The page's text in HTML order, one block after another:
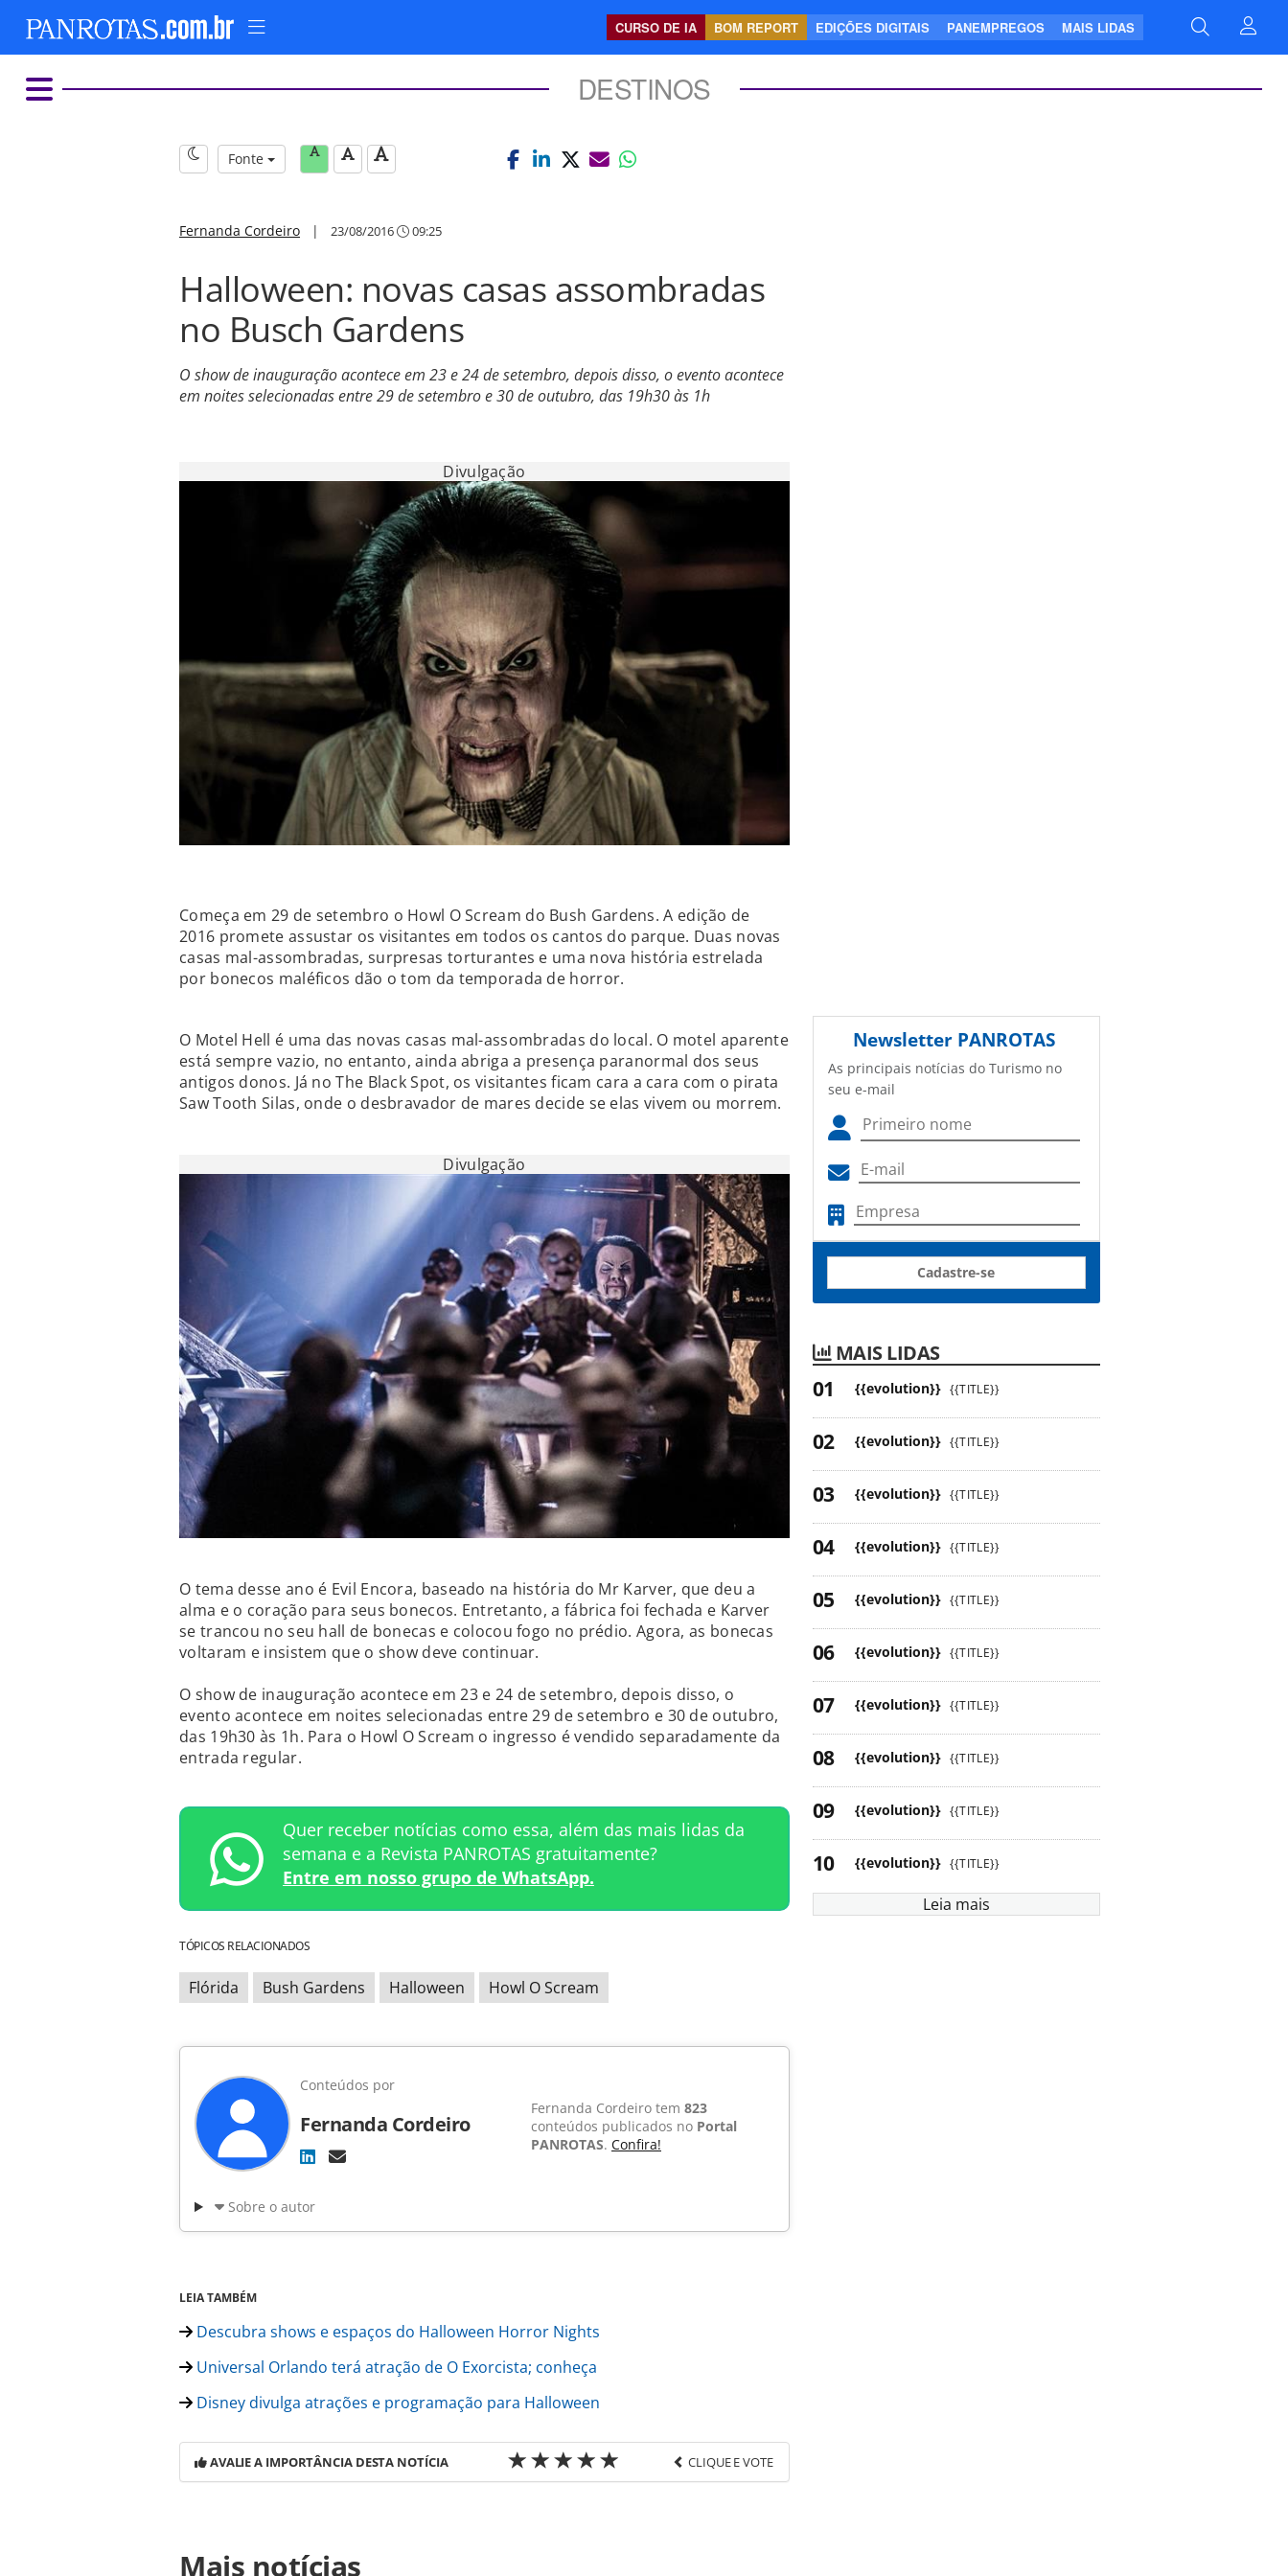
CURSO DE IA BOM REPORT EDIÇÕES DIGITAIS PANEMPREGOS MAIS LIDAS
DESTINOS
Fonte
Fernanda Cordeiro | 23/08/2016 09:25
Halloween: novas casas assombradas
no Busch Gardens
O show de inauguração acontece em 23 e 24 de setembro, depois disso, o evento acontece
em noites selecionadas entre 29 de setembro e 30 de outubro, das 19h30 às 1h
Divulgação
Começa em 29 de setembro o Howl O Scream do Bush Gardens. A edição de
2016 promete assustar os visitantes em todos os cantos do parque. Duas novas
casas mal-assombradas, surpresas torturantes e uma nova história estrelada
por bonecos maléficos dão o tom da temporada de horror.
O Motel Hell é uma das novas casas mal-assombradas do local. O motel aparente
está sempre vazio, no entanto, ainda abriga a presença paranormal dos seus
antigos donos. Já no The Black Spot, os visitantes ficam cara a cara com o pirata
Saw Tooth Silas, onde o desbravador de mares decide se elas vivem ou morrem.
Divulgação
O tema desse ano é Evil Encora, baseado na história do Mr Karver, que deu a
alma e o coração para seus bonecos. Entretanto, a fábrica foi fechada e Karver
se trancou no seu hall de bonecas e colocou fogo no prédio. Agora, as bonecas
voltaram e insistem que o show deve continuar.
O show de inauguração acontece em 23 e 24 de setembro, depois disso, o
evento acontece em noites selecionadas entre 29 de setembro e 30 de outubro,
das 19h30 às 1h. Para o Howl O Scream o ingresso é vendido separadamente da
entrada regular.
Quer receber notícias como essa, além das mais lidas da
semana e a Revista PANROTAS gratuitamente?
Entre em nosso grupo de WhatsApp.
TÓPICOS RELACIONADOS
Flórida Bush Gardens Halloween Howl O Scream
Conteúdos por
Fernanda Cordeiro
Fernanda Cordeiro tem 823
conteúdos publicados no Portal
PANROTAS. Confira!
Sobre o autor
LEIA TAMBÉM
Descubra shows e espaços do Halloween Horror Nights
Universal Orlando terá atração de O Exorcista; conheça
Disney divulga atrações e programação para Halloween
AVALIE A IMPORTÂNCIA DESTA NOTÍCIA CLIQUE E VOTE
https://www.panrotas.com.br/noticia-turismo/parquestematicos/2016/08/halloween-
Mais notícias
Newsletter PANROTAS
As principais notícias do Turismo no
seu e-mail
Cadastre-se
MAIS LIDAS
{{evolution}} {{TITLE}}
{{evolution}} {{TITLE}}
{{evolution}} {{TITLE}}
{{evolution}} {{TITLE}}
{{evolution}} {{TITLE}}
{{evolution}} {{TITLE}}
{{evolution}} {{TITLE}}
{{evolution}} {{TITLE}}
{{evolution}} {{TITLE}}
{{evolution}} {{TITLE}}
Leia mais